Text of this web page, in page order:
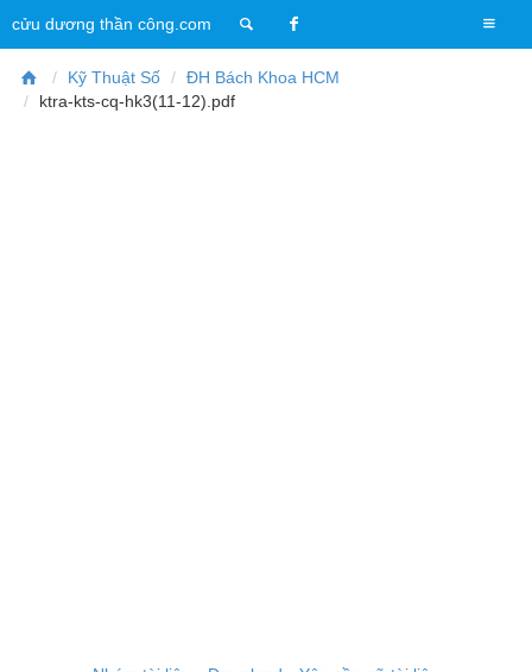
T
o
cửu dương thần công.com
Kỹ Thuật Số
ĐH Bách Khoa HCM
ktra-kts-cq-hk3(11-12).pdf